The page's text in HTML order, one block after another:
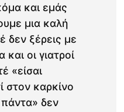
και εμάς
μια καλή
δεν ξέρεις με
οι γιατροί
«είσαι
στον καρκίνο
πάντα» δεν